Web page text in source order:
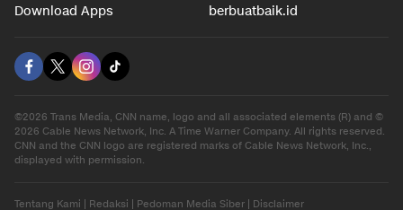
Download Apps berbuatbaik.id
©2026 Trans Media, CNN name, logo and all associated elements (R) and ©
2026 Cable News Network, Inc. A Time Warner Company. All rights reserved.
CNN and the CNN logo are registered marks of Cable News Network, Inc.,
displayed with permission.
Tentang Kami Redaksi Pedoman Media Siber Disclaimer